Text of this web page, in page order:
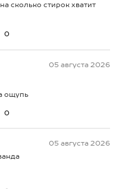
сколько стирок хватит
0
05 августа 2026
ощупь
0
05 августа 2026